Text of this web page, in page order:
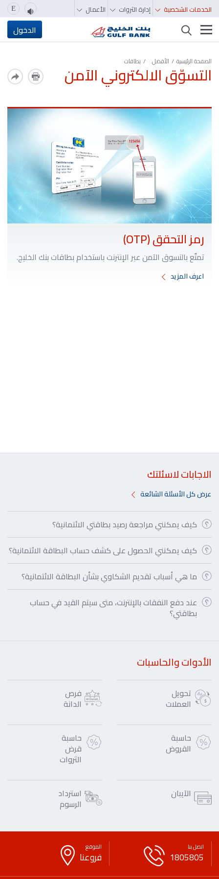
الخدمات الشخصية إدارة الثروات الأعمال E
تغيير التصفّح الدخول
الصفحة الرئيسية الأفضل بطاقات
التسوّق الالكتروني الآمن
رمز التحقق (OTP)
تمتّع بالتسوق الآمن عبر الإنترنت باستخدام بطاقات بنك الخليج.
اعرف المزيد
الاجابات لاسئلتك
عرض كل الأسئلة الشائعة
كيف يمكنني مراجعة رصيد بطاقتي الائتمانية؟
كيف يمكنني الحصول على كشف حساب البطاقة الائتمانية؟
ما هي أسباب تقديم الشكاوي بشأن البطاقة الائتمانية؟
عند دفع النفقات بالإنترنت، متى سيتم القيد في حساب
بطاقتي؟
الأدوات والحاسبات
تحويل
العملات
فرص
الدانة
حاسبة
القروض
حاسبة
قرض
الثروات
الآيبان استرداد
الرسوم
اتصل بنا
1805805
الموقع
فروعنا